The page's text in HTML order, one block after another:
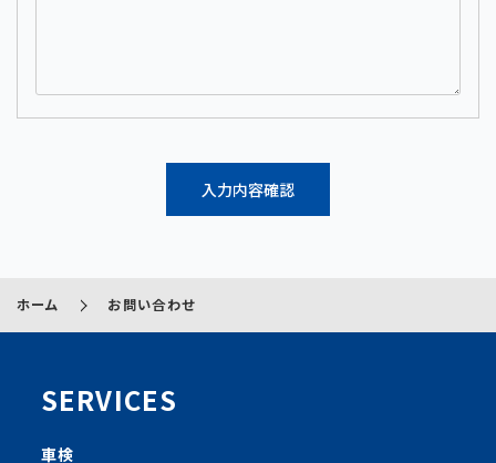
ホーム お問い合わせ
SERVICES
車検